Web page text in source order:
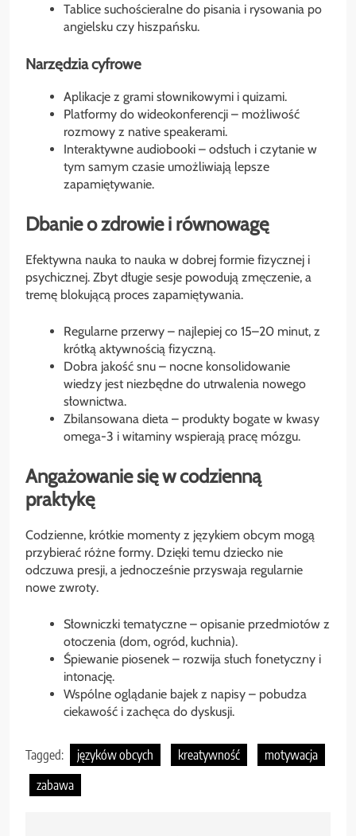
Tablice suchościeralne do pisania i rysowania po
angielsku czy hiszpańsku.
Narzędzia cyfrowe
Aplikacje z grami słownikowymi i quizami.
Platformy do wideokonferencji – możliwość
rozmowy z native speakerami.
Interaktywne audiobooki – odsłuch i czytanie w
tym samym czasie umożliwiają lepsze
zapamiętywanie.
Dbanie o zdrowie i równowagę
Efektywna nauka to nauka w dobrej formie fizycznej i
psychicznej. Zbyt długie sesje powodują zmęczenie, a
tremę blokującą proces zapamiętywania.
Regularne przerwy – najlepiej co 15–20 minut, z
krótką aktywnością fizyczną.
Dobra jakość snu – nocne konsolidowanie
wiedzy jest niezbędne do utrwalenia nowego
słownictwa.
Zbilansowana dieta – produkty bogate w kwasy
omega-3 i witaminy wspierają pracę mózgu.
Angażowanie się w codzienną
praktykę
Codzienne, krótkie momenty z językiem obcym mogą
przybierać różne formy. Dzięki temu dziecko nie
odczuwa presji, a jednocześnie przyswaja regularnie
nowe zwroty.
Słowniczki tematyczne – opisanie przedmiotów z
otoczenia (dom, ogród, kuchnia).
Śpiewanie piosenek – rozwija słuch fonetyczny i
intonację.
Wspólne oglądanie bajek z napisy – pobudza
ciekawość i zachęca do dyskusji.
Tagged: języków obcych kreatywność
motywacja
zabawa